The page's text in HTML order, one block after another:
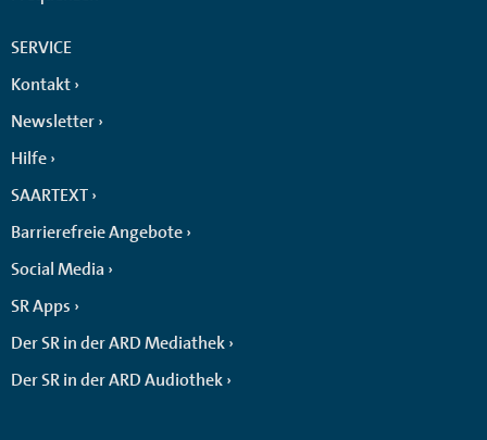
SERVICE
Kontakt
Newsletter
Hilfe
SAARTEXT
Barrierefreie Angebote
Social Media
SR Apps
Der SR in der ARD Mediathek
Der SR in der ARD Audiothek